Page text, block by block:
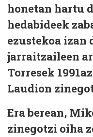
honetan hartu
hedabideek
ezustekoa izan
jarraitzaileen
Torresek
Laudion
Era berean,
zinegotzi oiha